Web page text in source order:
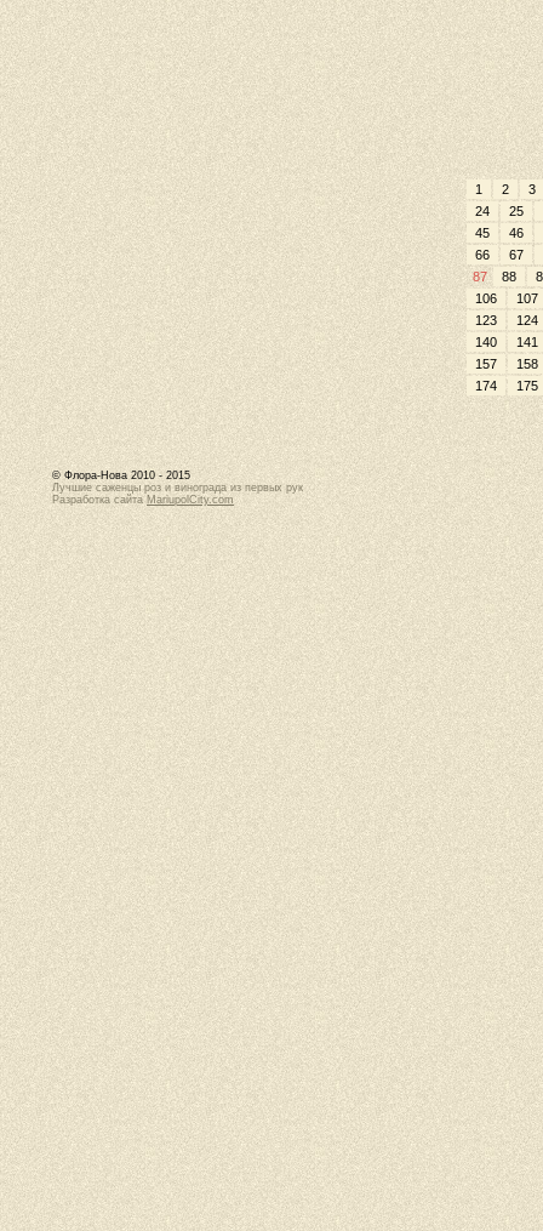
1 2
3
24
25
45
46
66
67
87
88
106
107
123
124
140
141
157
158
174
175
© Флора-Нова 2010 - 2015
Лучшие саженцы роз и винограда из первых рук
Разработка сайта MariupolCity.com